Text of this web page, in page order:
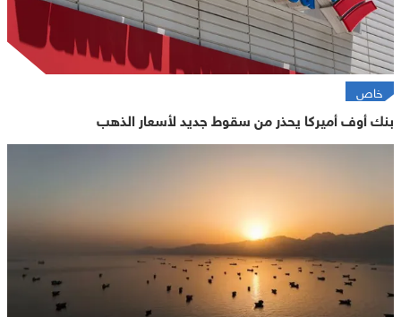
خاص
بنك أوف أميركا يحذر من سقوط جديد لأسعار الذهب